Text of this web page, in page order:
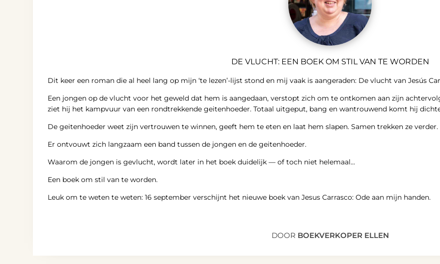
DE VLUCHT: EEN BOEK OM STIL VAN TE WORDEN
Dit keer een roman die al heel lang op mijn ‘te lezen’-lijst stond en mij vaak is aangeraden: De vlucht van Jesús
Een jongen op de vlucht voor het geweld dat hem is aangedaan, verstopt zich om te ontkomen aan zijn
ziet hij het kampvuur van een rondtrekkende geitenhoeder. Totaal uitgeput, bang en wantrouwend komt hij
De geitenhoeder weet zijn vertrouwen te winnen, geeft hem te eten en laat hem slapen. Samen trekken ze verder.
Er ontvouwt zich langzaam een band tussen de jongen en de geitenhoeder.
Waarom de jongen is gevlucht, wordt later in het boek duidelijk — of toch niet helemaal...
Een boek om stil van te worden.
Leuk om te weten te weten: 16 september verschijnt het nieuwe boek van Jesus Carrasco: Ode aan mijn handen.
DOOR BOEKVERKOPER ELLEN